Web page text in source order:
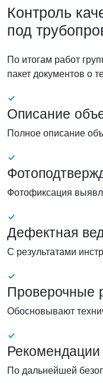
Контроль
под
По итогам работ
пакет документов о
Описание
Полное описание
Фотофиксация
Дефектная
С результатами
Проверочные
Обосновывают
Рекомендации
По дальнейшей